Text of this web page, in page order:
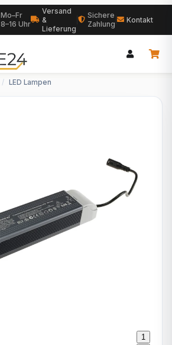
Mo–Fr
8–16 Uhr
Versand
&
Lieferung
Sichere
Zahlung
Kontakt
LED Lampen
1